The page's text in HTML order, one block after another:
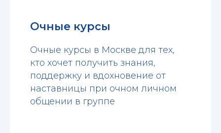
Очные курсы
Очные курсы в Москве для тех,
кто хочет получить знания,
поддержку и вдохновение от
наставницы при очном личном
общении в группе